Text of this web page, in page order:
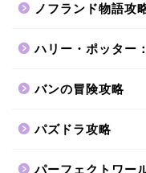
ノフランド物語攻
ハリー・ポッター
バンの冒険攻略
パズドラ攻略
パーフェクトワー